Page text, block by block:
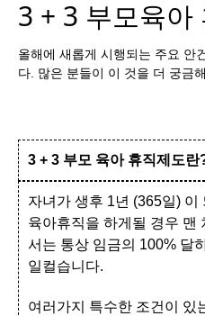
3 + 3 부모육아
올해에 새롭게 시행되는 주요 안
다. 많은 분들이 이 것을 더 궁금
3 + 3 부모 육아 휴직제도란
자녀가 생후 1년 (365일) 이
육아휴직을 하게될 경우 맨
서는 통상 임금의 100% 달
일컬습니다.
여러가지 특수한 조건이 있